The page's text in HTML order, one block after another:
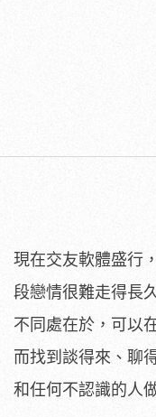
現在交友軟體盛行
段戀情很難走得長
不同處在於，可以
而找到談得來、聊
和任何不認識的人